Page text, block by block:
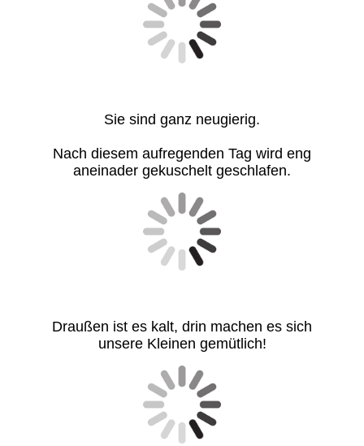
Sie sind ganz neugierig.
Nach diesem aufregenden Tag wird eng
aneinader gekuschelt geschlafen.
Draußen ist es kalt, drin machen es sich
unsere Kleinen gemütlich!